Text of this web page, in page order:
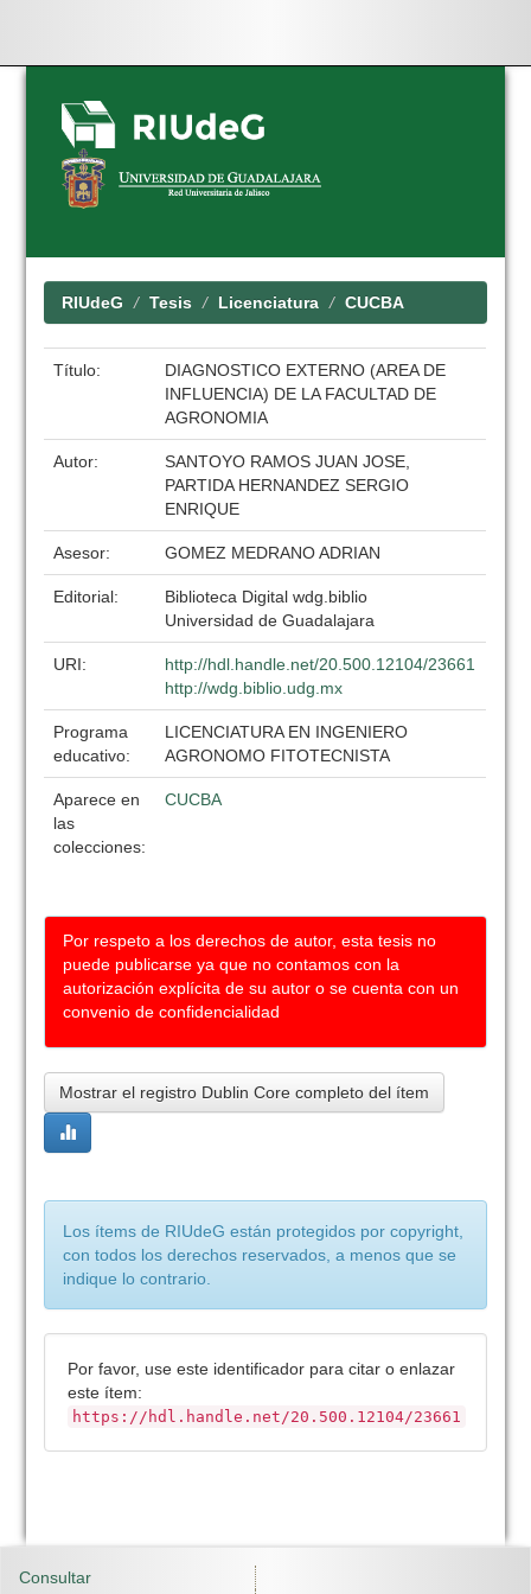
Skip
navigation
RIUdeG Tesis Licenciatura CUCBA
Título:
DIAGNOSTICO EXTERNO (AREA DE
INFLUENCIA) DE LA FACULTAD DE
AGRONOMIA
Autor:
SANTOYO RAMOS JUAN JOSE,
PARTIDA HERNANDEZ SERGIO
ENRIQUE
Asesor: GOMEZ MEDRANO ADRIAN
Editorial:
Biblioteca Digital wdg.biblio
Universidad de Guadalajara
URI:
http://hdl.handle.net/20.500.12104/23661
http://wdg.biblio.udg.mx
Programa
educativo:
LICENCIATURA EN INGENIERO
AGRONOMO FITOTECNISTA
Aparece en
las
colecciones:
CUCBA
Por respeto a los derechos de autor, esta tesis no
puede publicarse ya que no contamos con la
autorización explícita de su autor o se cuenta con un
convenio de confidencialidad
Mostrar el registro Dublin Core completo del ítem
Los ítems de RIUdeG están protegidos por copyright,
con todos los derechos reservados, a menos que se
indique lo contrario.
Por favor, use este identificador para citar o enlazar
este ítem:
https://hdl.handle.net/20.500.12104/23661
Consultar